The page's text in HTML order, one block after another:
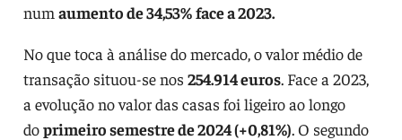
num aumento de 34,53%face a 2023.
No que toca à análise do mercado, o valor médio de
transação situou-se nos 254.914 euros. Face a 2023,
a evolução no valor das casas foi ligeiro ao longo
doprimeiro semestre de 2024 (+0,81%). O segundo